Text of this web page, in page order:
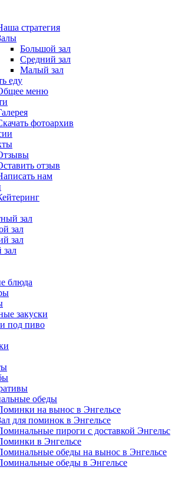
стратегия
Большой зал
Средний зал
Малый зал
еду
меню
фотоархив
отзыв
нам
зал
зал
зал
блюда
закуски
под пиво
обеды
на вынос в Энгельсе
для поминок в Энгельсе
пироги с доставкой Энгельс
в Энгельсе
обеды на вынос в Энгельсе
обеды в Энгельсе